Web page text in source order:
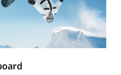
SNOWBOARD